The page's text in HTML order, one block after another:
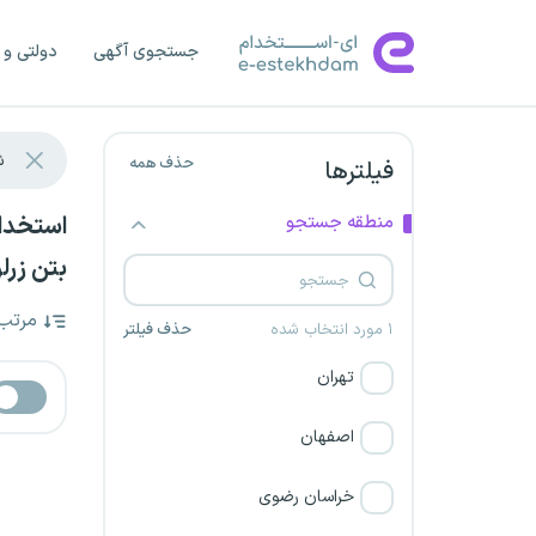
جستجوی آگهی دولتی
فیلترها حذف همه
منطقه جستجو
۱ مورد انتخاب شده حذف فیلتر
تهران
اصفهان
خراسان رضوی
بتن